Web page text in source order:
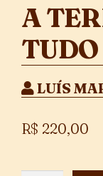
A
TUDO
LUÍS
R$ 220,00